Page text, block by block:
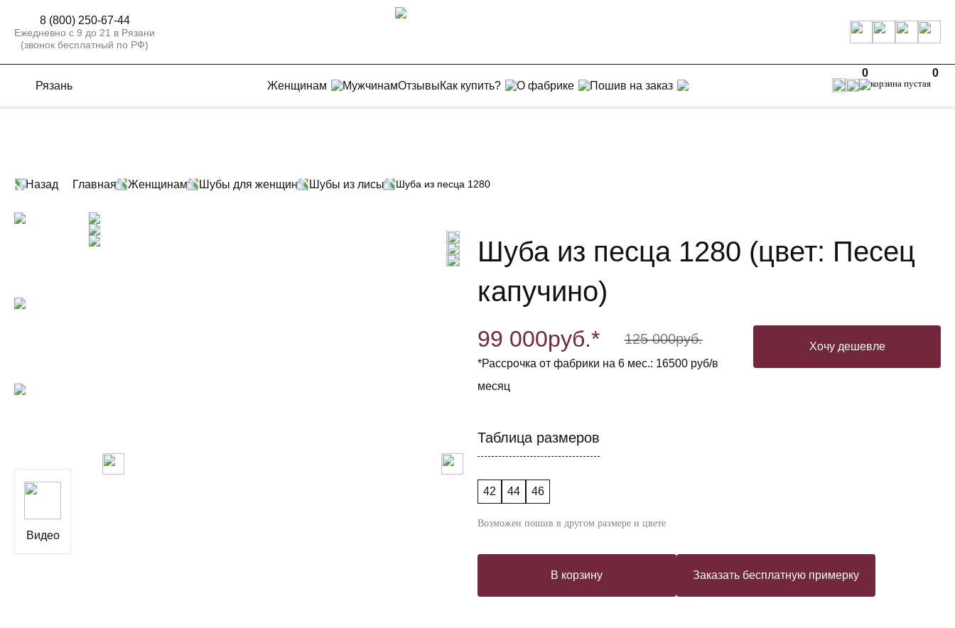
8 (800) 250-67-44
Ежедневно с 9 до 21 в Рязани
(звонок бесплатный по РФ)
Рязань Женщинам МужчинамОтзывыКак купить? О фабрике Пошив на заказ
0 0
Назад Главная Женщинам Шубы для женщин Шубы из лисы Шуба из песца 1280
Видео
Шуба из песца 1280 (цвет: Песец
капучино)
99 000руб.* 125 000руб.
*Рассрочка от фабрики на 6 мес.: 16500 руб/в
месяц
Хочу дешевле
Таблица размеров
42 44 46
Возможен пошив в другом размере и цвете
В корзину Заказать бесплатную примерку